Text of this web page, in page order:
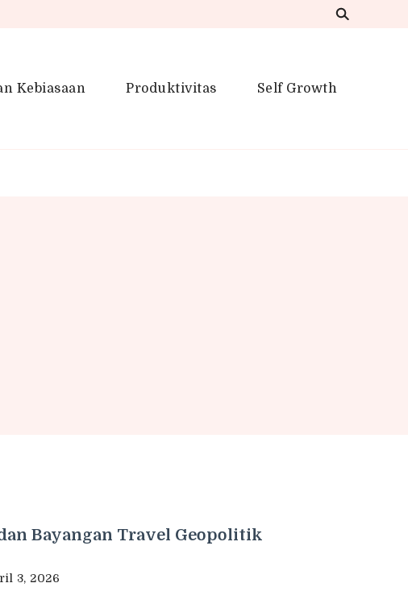
Kebiasaan Produktivitas Self Growth
Bayangan Travel Geopolitik
3, 2026